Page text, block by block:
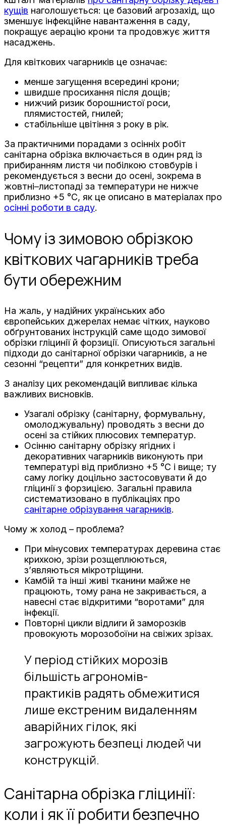
кущів наголошується: це базовий агрозахід, що
зменшує інфекційне навантаження в саду,
покращує аерацію крони та продовжує життя
насаджень.
Для квіткових чагарників це означає:
менше загущення всередині крони;
швидше просихання після дощів;
нижчий ризик борошнистої роси,
плямистостей, гнилей;
стабільніше цвітіння з року в рік.
За практичними порадами з осінніх робіт
санітарна обрізка включається в один ряд із
прибиранням листя чи побілкою стовбурів і
рекомендується з весни до осені, зокрема в
жовтні–листопаді за температури не нижче
приблизно +5 °C, як це описано в матеріалах про
осінні роботи в саду.
Чому із зимовою обрізкою
квіткових чагарників треба
бути обережним
На жаль, у надійних українських або
європейських джерелах немає чітких, науково
обґрунтованих інструкцій саме щодо зимової
обрізки гліцинії й форзиції. Описуються загальні
підходи до санітарної обрізки чагарників, а не
сезонні “рецепти” для конкретних видів.
З аналізу цих рекомендацій випливає кілька
важливих висновків.
Узагалі обрізку (санітарну, формувальну,
омолоджувальну) проводять з весни до
осені за стійких плюсових температур.
Осінню санітарну обрізку ягідних і
декоративних чагарників виконують при
температурі від приблизно +5 °C і вище; ту
саму логіку доцільно застосовувати й до
гліцинії з форзицією. Загальні правила
систематизовано в публікаціях про
санітарне обрізування чагарників.
Чому ж холод – проблема?
При мінусових температурах деревина стає
крихкою, зрізи розщеплюються,
з’являються мікротріщини.
Камбій та інші живі тканини майже не
працюють, тому рана не закривається, а
навесні стає відкритими “воротами” для
інфекції.
Повторні цикли відлиги й заморозків
провокують морозобоїни на свіжих зрізах.
У період стійких морозів
більшість агрономів-
практиків радять обмежитися
лише екстреним видаленням
аварійних гілок, які
загрожують безпеці людей чи
конструкцій.
Санітарна обрізка гліцинії:
коли і як її робити безпечно